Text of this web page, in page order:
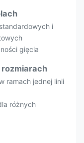
i
gięcia
ramach jednej linii
różnych